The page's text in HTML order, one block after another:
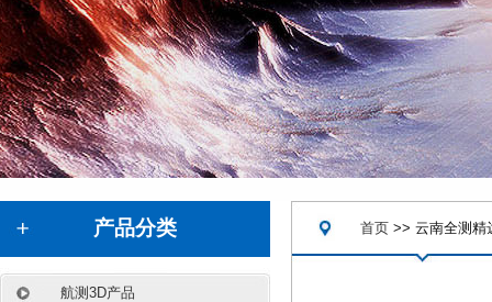
产品分类
航测3D产品
首页 >> 云南全测精